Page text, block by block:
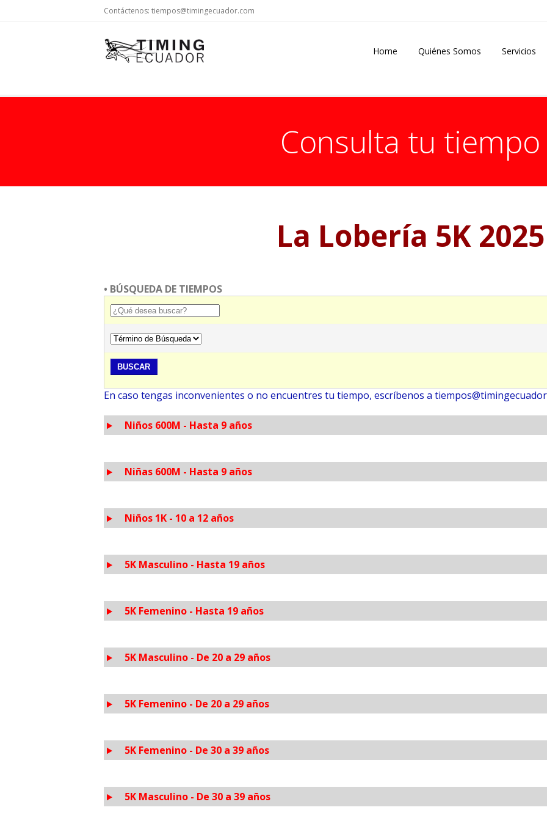
Contáctenos: tiempos@timingecuador.com
Home Quiénes Somos Servicios
Consulta tu tiempo
La Lobería 5K 2025
• BÚSQUEDA DE TIEMPOS
En caso tengas inconvenientes o no encuentres tu tiempo, escríbenos a
Niños 600M - Hasta 9 años
Niñas 600M - Hasta 9 años
Niños 1K - 10 a 12 años
5K Masculino - Hasta 19 años
5K Femenino - Hasta 19 años
5K Masculino - De 20 a 29 años
5K Femenino - De 20 a 29 años
5K Femenino - De 30 a 39 años
5K Masculino - De 30 a 39 años